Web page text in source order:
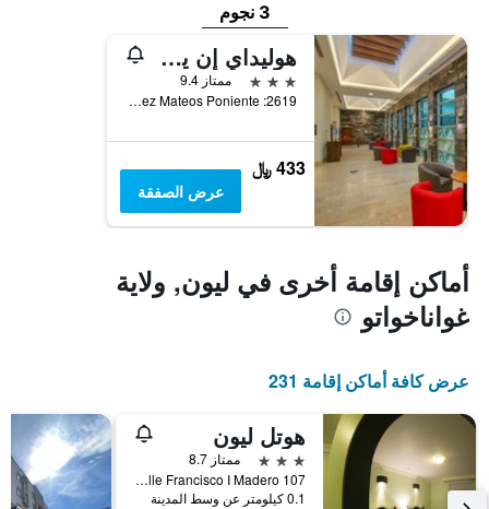
3 نجوم
هوليداي إن يوت لات زٓ آ ايور ٔ اي آيتش جي
3 نجوم
ممتاز 9.4
Adolfo Lopez Mateos Poniente :2619, ليون, ولاية غواناخواتو, المكسيك
433 ﷼
عرض الصفقة
أماكن إقامة أخرى في ليون, ولاية
غواناخواتو
عرض كافة أماكن إقامة 231
هوتل ليون
3 نجوم
ممتاز 8.7
107 Al 121 Calle Francisco I Madero, ليون, ولاية غواناخواتو, المكسيك
0.1 كيلومتر عن وسط المدينة